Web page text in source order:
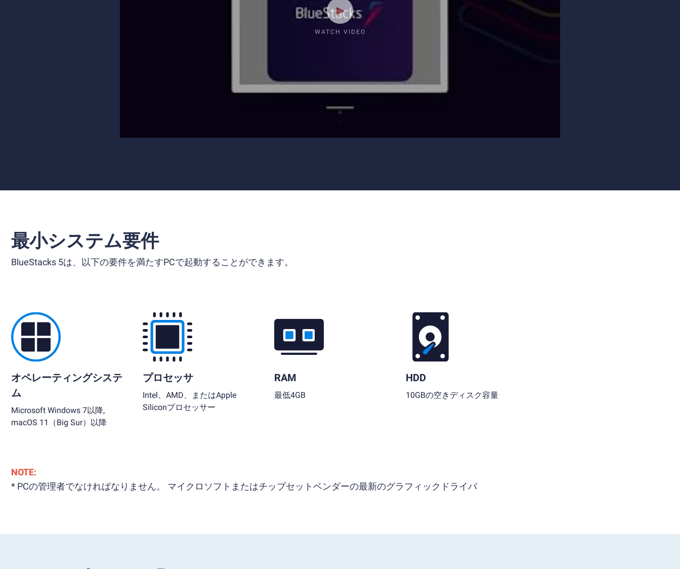
WATCH VIDEO
最小システム要件
BlueStacks 5は、以下の要件を満たすPCで起動することができます。
オペレーティングシステ
ム
Microsoft Windows 7以降,
macOS 11（Big Sur）以降
プロセッサ
Intel、AMD、またはApple
Siliconプロセッサー
RAM
最低4GB
HDD
10GBの空きディスク容量
NOTE:
* PCの管理者でなければなりません。 マイクロソフトまたはチップセットベンダーの最新のグラフィックドライバ